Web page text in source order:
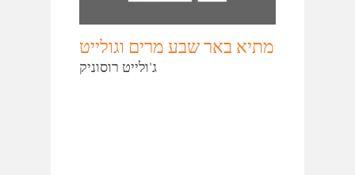
מתיא באר שבע מרים וגולייט
ג'ולייט רוסוניק